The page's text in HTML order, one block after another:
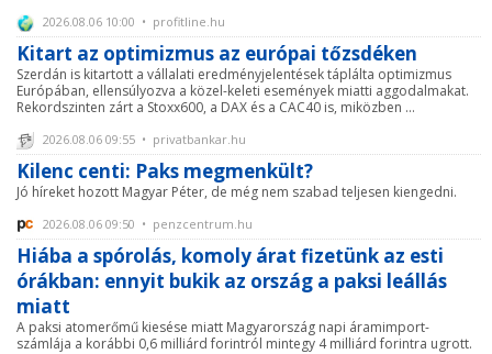
2026.08.06 10:00 • profitline.hu
Kitart az optimizmus az európai tőzsdéken
Szerdán is kitartott a vállalati eredményjelentések táplálta optimizmus
Európában, ellensúlyozva a közel-keleti események miatti aggodalmakat.
Rekordszinten zárt a Stoxx600, a DAX és a CAC40 is, miközben ...
2026.08.06 09:55 • privatbankar.hu
Kilenc centi: Paks megmenkült?
Jó híreket hozott Magyar Péter, de még nem szabad teljesen kiengedni.
2026.08.06 09:50 • penzcentrum.hu
Hiába a spórolás, komoly árat fizetünk az esti
órákban: ennyit bukik az ország a paksi leállás
miatt
A paksi atomerőmű kiesése miatt Magyarország napi áramimport-
számlája a korábbi 0,6 milliárd forintról mintegy 4 milliárd forintra ugrott.